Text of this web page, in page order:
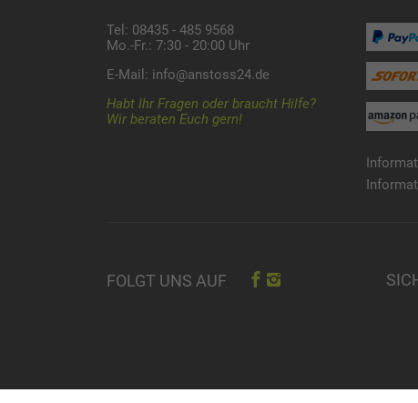
Tel: 08435 - 485 9568
Mo.-Fr.: 7:30 - 20:00 Uhr
E-Mail: info@anstoss24.de
Habt Ihr Fragen oder braucht Hilfe?
Wir beraten Euch gern!
FOLGT UNS AUF